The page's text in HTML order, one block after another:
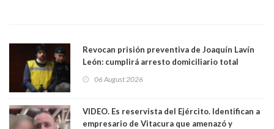
Revocan prisión preventiva de Joaquín Lavín
León: cumplirá arresto domiciliario total
06 August 2026
VIDEO. Es reservista del Ejército. Identifican a
empresario de Vitacura que amenazó y